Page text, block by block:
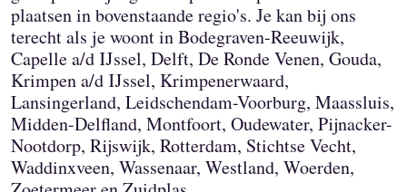
plaatsen in bovenstaande regio's. Je kan bij ons
terecht als je woont in Bodegraven-Reeuwijk,
Capelle a/d IJssel, Delft, De Ronde Venen, Gouda,
Krimpen a/d IJssel, Krimpenerwaard,
Lansingerland, Leidschendam-Voorburg, Maassluis,
Midden-Delfland, Montfoort, Oudewater, Pijnacker-
Nootdorp, Rijswijk, Rotterdam, Stichtse Vecht,
Waddinxveen, Wassenaar, Westland, Woerden,